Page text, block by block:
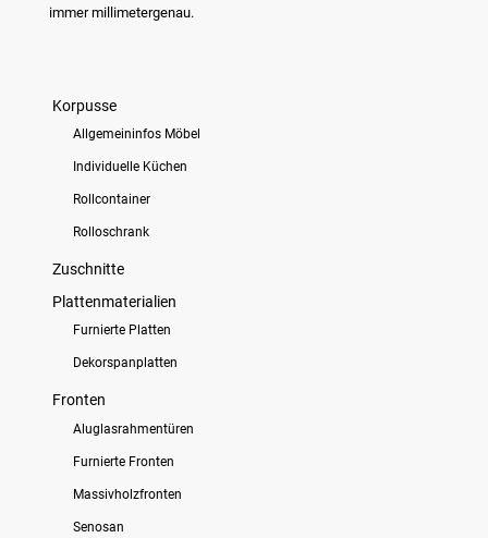
immer millimetergenau.
Korpusse
Allgemeininfos Möbel
Individuelle Küchen
Rollcontainer
Rolloschrank
Zuschnitte
Plattenmaterialien
Furnierte Platten
Dekorspanplatten
Fronten
Aluglasrahmentüren
Furnierte Fronten
Massivholzfronten
Senosan